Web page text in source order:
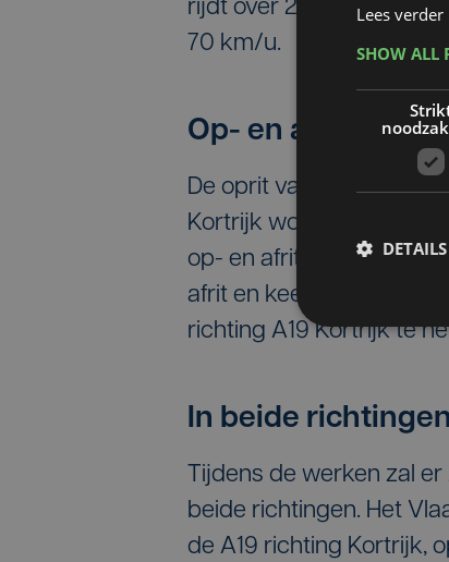
rijdt over 2 versmalde
70 km/u.
Op- en afritten
De oprit van het op- en
Kortrijk wordt
op- en afrittencomplex
afrit en keert men op
richting A19 Kortrijk te
In beide
Tijdens de werken zal
beide richtingen. Het
de A19 richting Kortrijk,
Lees verder
SHOW ALL